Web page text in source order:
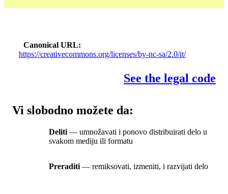
Canonical URL
https://creativecommons.org/licenses/by-nc-sa/2.0/it/
See the legal code
Vi slobodno možete da:
Deliti — umnožavati i ponovo distribuirati delo u
svakom mediju ili formatu
Preraditi — remiksovati, izmeniti, i razvijati delo